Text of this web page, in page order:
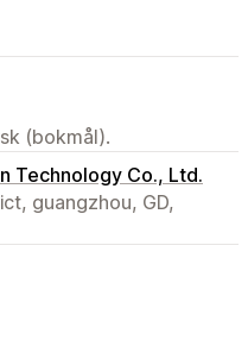
(bokmål).
Technology Co., Ltd.
guangzhou, GD,